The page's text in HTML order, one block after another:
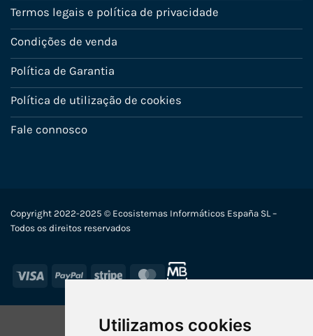
Utilizamos cookies
Termos legais e política de privacidade
Condições de venda
Política de Garantia
Política de utilização de cookies
Fale connosco
Copyright 2022-2025 © Ecosistemas Informáticos España SL –
Todos os direitos reservados
Visa PayPal Stripe MasterCard